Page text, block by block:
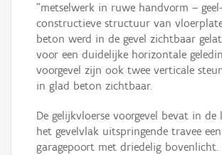
“metselwerk in ruwe handvorm –
constructieve structuur van
beton werd in de gevel zichtbaar
voor een duidelijke horizontale
voorgevel zijn ook twee verticale
in glad beton zichtbaar.
De gelijkvloerse voorgevel bevat in
het gevelvlak uitspringende travee een
garagepoort met driedelig